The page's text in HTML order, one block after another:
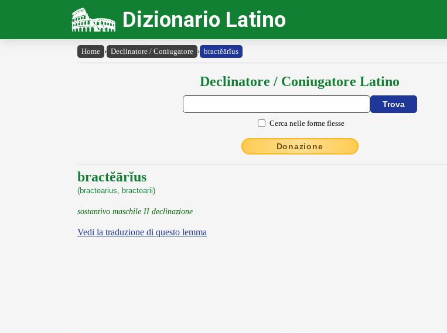
Dizionario Latino
Home › Declinatore / Coniugatore › bractĕārĭus
Declinatore / Coniugatore Latino
Cerca nelle forme flesse
Donazione
bractĕārĭus
(bractearius, bractearii)
sostantivo maschile II declinazione
Vedi la traduzione di questo lemma